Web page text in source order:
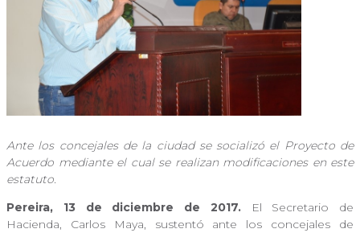
Ante los concejales de la ciudad se socializó el Proyecto de
Acuerdo mediante el cual se realizan modificaciones en este
estatuto.
Pereira, 13 de diciembre de 2017.El Secretario de
Hacienda, Carlos Maya, sustentó ante los concejales de